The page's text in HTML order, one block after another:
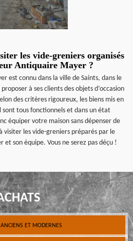
les vide-greniers organisés
Antiquaire Mayer ?
est connu dans la ville de Saints, dans le
à ses clients des objets d’occasion
des critères rigoureux, les biens mis en
sont tous fonctionnels et dans un état
équiper votre maison sans dépenser de
visiter les vide-greniers préparés par le
son équipe. Vous ne serez pas déçu !
ET MODERNES